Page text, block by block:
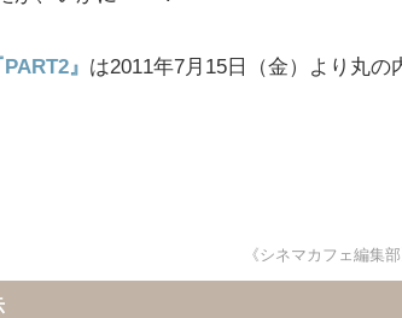
PART2』 は2011年7月15日（金）より丸の
《シネマカフェ編集